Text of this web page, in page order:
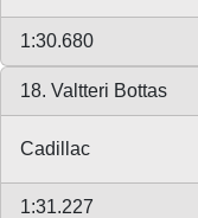
1:30.680
18. Valtteri Bottas
Cadillac
1:31.227